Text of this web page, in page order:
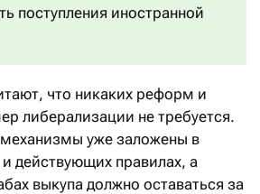
поступления иностранной
что никаких реформ и
либерализации не требуется.
уже заложены в
и действующих правилах, а
выкупа должно оставаться за